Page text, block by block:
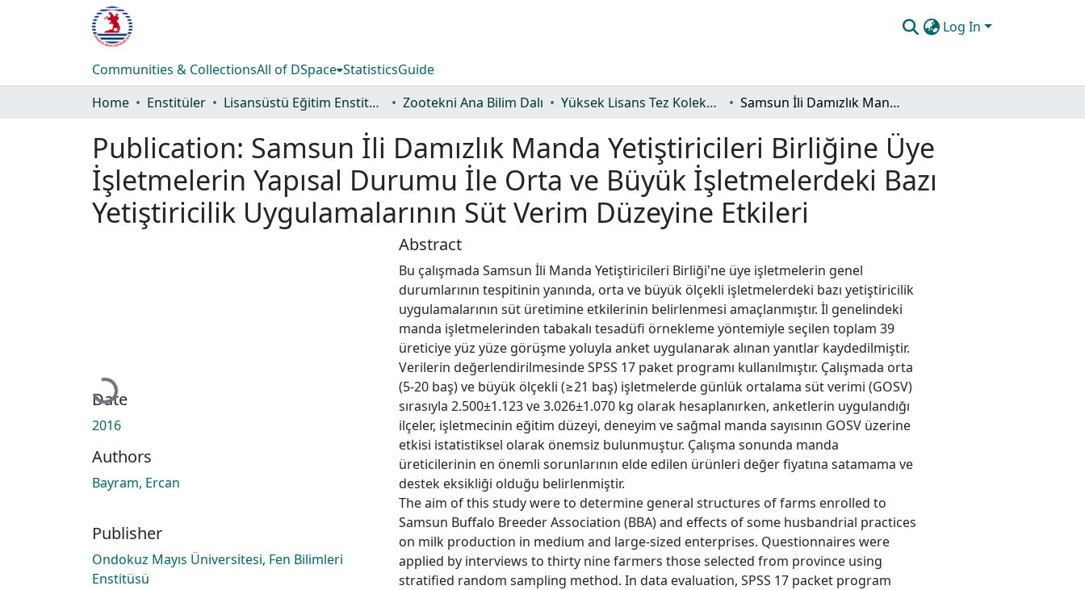
Log In
Communities & CollectionsAll of DSpace StatisticsGuide
Home
Enstitüler Lisansüstü Eğitim Enstitüsü Zootekni Ana Bilim Dalı Yüksek Lisans Tez Koleksiyonu Samsun İli Damızlık Manda Yetiştiricileri Birliğine Üye İşletmelerin Yapısal Durumu İle Orta ve Büyük İşletmelerdeki Bazı Yetiştiricilik Uygulamalarının Süt Verim Düzeyine Etkileri
Publication: Samsun İli Damızlık Manda Yetiştiricileri Birliğine Üye
İşletmelerin Yapısal Durumu İle Orta ve Büyük İşletmelerdeki Bazı
Yetiştiricilik Uygulamalarının Süt Verim Düzeyine Etkileri
Loading...
Date
2016
Authors
Bayram, Ercan
Publisher
Ondokuz Mayıs Üniversitesi, Fen Bilimleri
Enstitüsü
Abstract
Bu çalışmada Samsun İli Manda Yetiştiricileri Birliği'ne üye işletmelerin genel
durumlarının tespitinin yanında, orta ve büyük ölçekli işletmelerdeki bazı yetiştiricilik
uygulamalarının süt üretimine etkilerinin belirlenmesi amaçlanmıştır. İl genelindeki
manda işletmelerinden tabakalı tesadüfi örnekleme yöntemiyle seçilen toplam 39
üreticiye yüz yüze görüşme yoluyla anket uygulanarak alınan yanıtlar kaydedilmiştir.
Verilerin değerlendirilmesinde SPSS 17 paket programı kullanılmıştır. Çalışmada orta
(5-20 baş) ve büyük ölçekli (≥21 baş) işletmelerde günlük ortalama süt verimi (GOSV)
sırasıyla 2.500±1.123 ve 3.026±1.070 kg olarak hesaplanırken, anketlerin uygulandığı
ilçeler, işletmecinin eğitim düzeyi, deneyim ve sağmal manda sayısının GOSV üzerine
etkisi istatistiksel olarak önemsiz bulunmuştur. Çalışma sonunda manda
üreticilerinin en önemli sorunlarının elde edilen ürünleri değer fiyatına satamama ve
destek eksikliği olduğu belirlenmiştir.
The aim of this study were to determine general structures of farms enrolled to
Samsun Buffalo Breeder Association (BBA) and effects of some husbandrial practices
on milk production in medium and large-sized enterprises. Questionnaires were
applied by interviews to thirty nine farmers those selected from province using
stratified random sampling method. In data evaluation, SPSS 17 packet program